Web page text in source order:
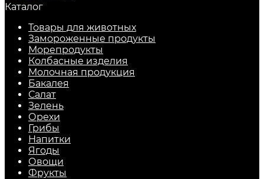
Каталог
Товары для животных
Замороженные продукты
Морепродукты
Колбасные изделия
Молочная продукция
Бакалея
Салат
Зелень
Орехи
Грибы
Напитки
Ягоды
Овощи
Фрукты